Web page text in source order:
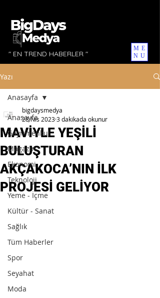
ME
NU
" EN TREND HABERLER "
Yazı
Anasayfa
Gayrimenkul
Magazin
Ekonomi
Teknoloji
Yeme - İçme
Kültür - Sanat
Sağlık
Tüm Haberler
Spor
Seyahat
Moda
Anasayfa
MAVİYLE YEŞİLİ
BULUŞTURAN
AKÇAKOCA’NIN İLK
PROJESİ GELİYOR
bigdaysmedya
28 Nis 20233 dakikada okunur